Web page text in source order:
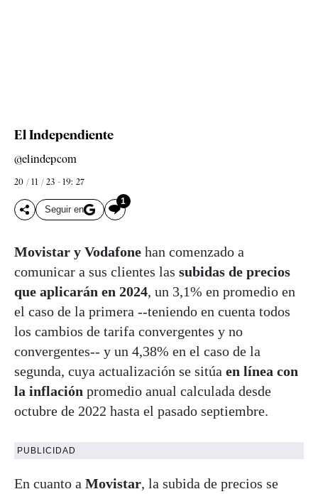
El Independiente
@elindepcom
20 / 11 / 23 - 19: 27
Seguir en
1
Movistar y Vodafone han comenzado a
comunicar a sus clientes las subidas de precios
que aplicarán en 2024, un 3,1% en promedio en
el caso de la primera --teniendo en cuenta todos
los cambios de tarifa convergentes y no
convergentes-- y un 4,38% en el caso de la
segunda, cuya actualización se sitúa en línea con
la inflación promedio anual calculada desde
octubre de 2022 hasta el pasado septiembre.
PUBLICIDAD
En cuanto a Movistar, la subida de precios se